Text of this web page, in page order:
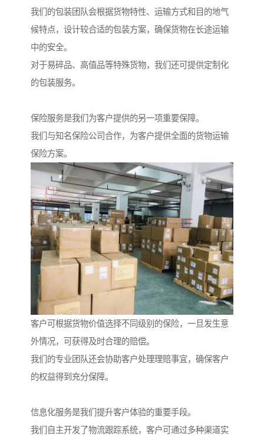
我们的包装团队会根据货物特性、运输方式和目的地气
候特点，设计较合适的包装方案，确保货物在长途运输
中的安全。
对于易碎品、高值品等特殊货物，我们还可提供定制化
的包装服务。
保险服务是我们为客户提供的另一项重要保障。
我们与知名保险公司合作，为客户提供全面的货物运输
保险方案。
客户可根据货物价值选择不同级别的保险，一旦发生意
外情况，可获得及时合理的赔偿。
我们的专业团队还会协助客户处理理赔事宜，确保客户
的权益得到充分保障。
信息化服务是我们提升客户体验的重要手段。
我们自主开发了物流跟踪系统，客户可通过多种渠道实